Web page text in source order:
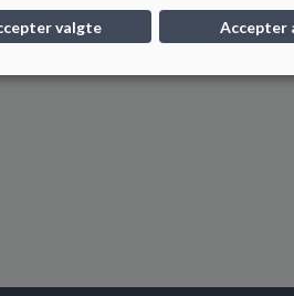
valgte Accepter